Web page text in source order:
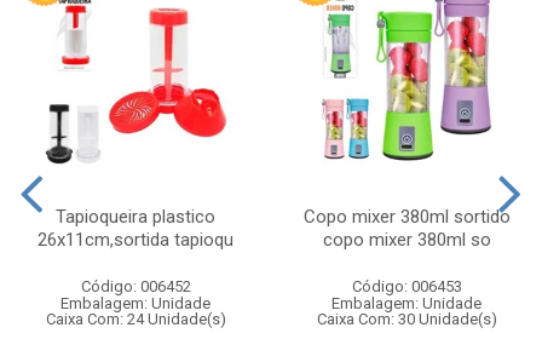
Tapioqueira plastico
26x11cm,sortida tapioqu
Código: 006452
Embalagem: Unidade
Caixa Com: 24 Unidade(s)
Copo mixer 380ml sortido
copo mixer 380ml so
Código: 006453
Embalagem: Unidade
Caixa Com: 30 Unidade(s)